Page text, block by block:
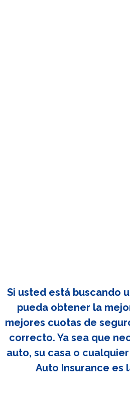
Si usted está buscando
pueda obtener la
mejores cuotas de
correcto. Ya sea que
auto, su casa o
Auto Insurance es